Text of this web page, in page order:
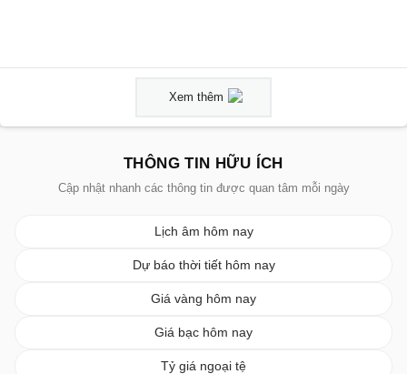
Xem thêm
THÔNG TIN HỮU ÍCH
Cập nhật nhanh các thông tin được quan tâm mỗi ngày
Lịch âm hôm nay
Dự báo thời tiết hôm nay
Giá vàng hôm nay
Giá bạc hôm nay
Tỷ giá ngoại tệ